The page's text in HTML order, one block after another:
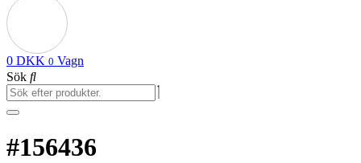
0 DKK 0 Vagn
Sök
#156436